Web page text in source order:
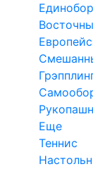
Еще
Теннис